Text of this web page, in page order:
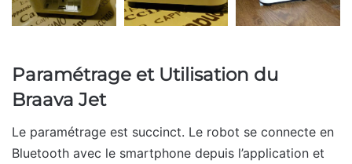
Paramétrage et Utilisation du
Braava Jet
Le paramétrage est succinct. Le robot se connecte en
Bluetooth avec le smartphone depuis l’application et